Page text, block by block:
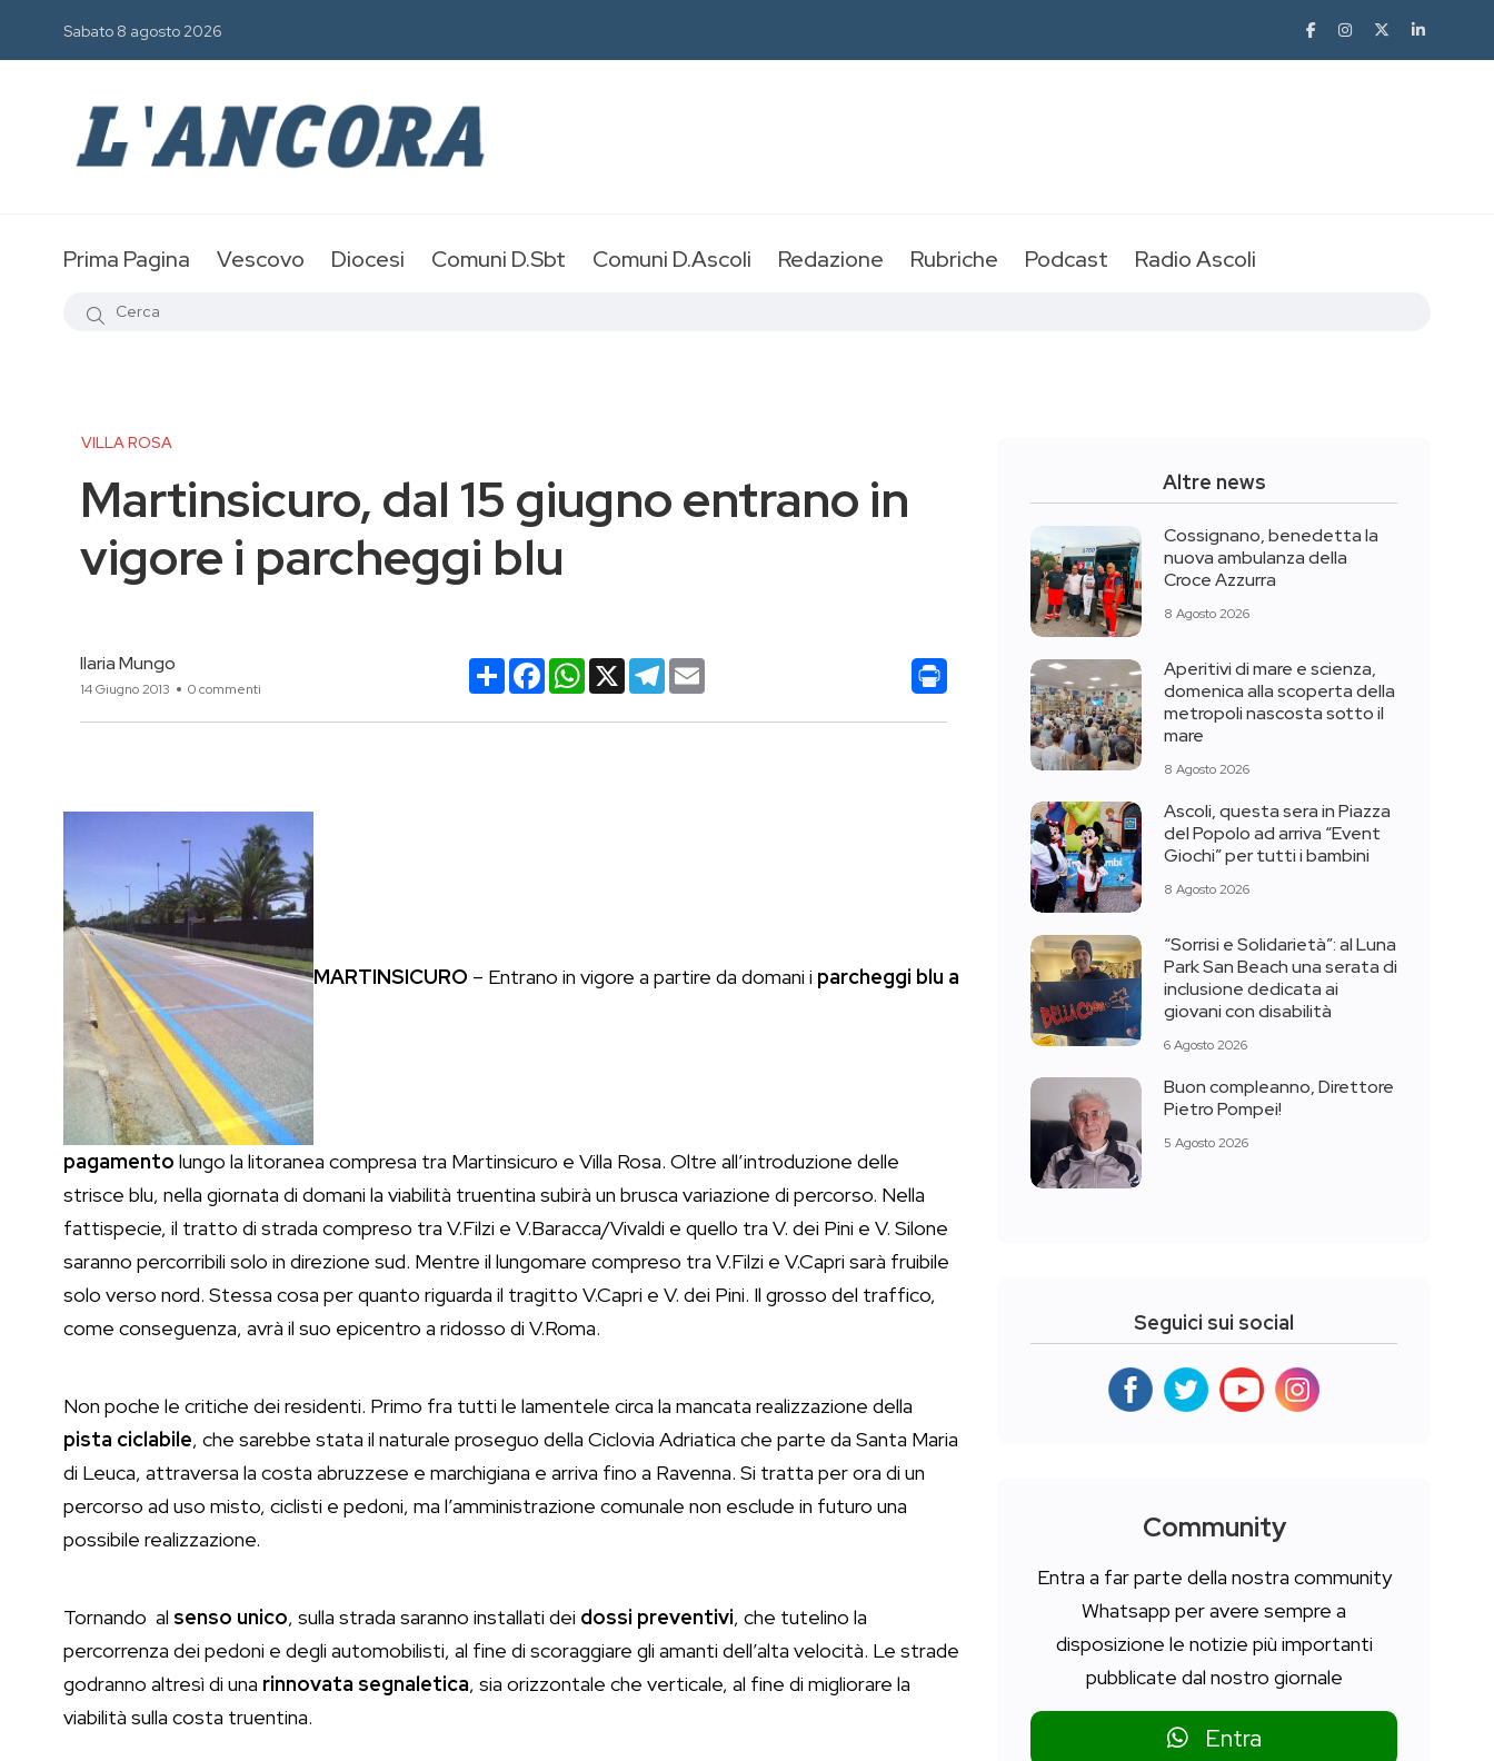
Sabato 8 agosto 2026
Prima Pagina Vescovo Diocesi Comuni D.Sbt Comuni D.Ascoli Redazione Rubriche Podcast Radio Ascoli
VILLA ROSA
Martinsicuro, dal 15 giugno entrano in
vigore i parcheggi blu
Ilaria Mungo
14 Giugno 2013 0 commenti
CondividiFacebook
WhatsApp
X Telegram
Email
MARTINSICURO – Entrano in vigore a partire da domani i parcheggi blu a
pagamento lungo la litoranea compresa tra Martinsicuro e Villa Rosa. Oltre all’introduzione delle
strisce blu, nella giornata di domani la viabilità truentina subirà un brusca variazione di percorso. Nella
fattispecie, il tratto di strada compreso tra V.Filzi e V.Baracca/Vivaldi e quello tra V. dei Pini e V. Silone
saranno percorribili solo in direzione sud. Mentre il lungomare compreso tra V.Filzi e V.Capri sarà fruibile
solo verso nord. Stessa cosa per quanto riguarda il tragitto V.Capri e V. dei Pini. Il grosso del traffico,
come conseguenza, avrà il suo epicentro a ridosso di V.Roma.
Non poche le critiche dei residenti. Primo fra tutti le lamentele circa la mancata realizzazione della
pista ciclabile, che sarebbe stata il naturale proseguo della Ciclovia Adriatica che parte da Santa Maria
di Leuca, attraversa la costa abruzzese e marchigiana e arriva fino a Ravenna. Si tratta per ora di un
percorso ad uso misto, ciclisti e pedoni, ma l’amministrazione comunale non esclude in futuro una
possibile realizzazione.
Tornando al senso unico, sulla strada saranno installati dei dossi preventivi, che tutelino la
percorrenza dei pedoni e degli automobilisti, al fine di scoraggiare gli amanti dell’alta velocità. Le strade
godranno altresì di una rinnovata segnaletica, sia orizzontale che verticale, al fine di migliorare la
viabilità sulla costa truentina.
Altre news
Cossignano, benedetta la
nuova ambulanza della
Croce Azzurra
8 Agosto 2026
Aperitivi di mare e scienza,
domenica alla scoperta della
metropoli nascosta sotto il
mare
8 Agosto 2026
Ascoli, questa sera in Piazza
del Popolo ad arriva “Event
Giochi” per tutti i bambini
8 Agosto 2026
“Sorrisi e Solidarietà”: al Luna
Park San Beach una serata di
inclusione dedicata ai
giovani con disabilità
6 Agosto 2026
Buon compleanno, Direttore
Pietro Pompei!
5 Agosto 2026
Seguici sui social
Community
Entra a far parte della nostra community
Whatsapp per avere sempre a
disposizione le notizie più importanti
pubblicate dal nostro giornale
Entra